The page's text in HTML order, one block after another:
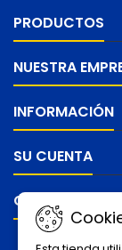
PRODUCTOS
NUESTRA
INFORMACIÓN
SU CUENTA
CONTACTO